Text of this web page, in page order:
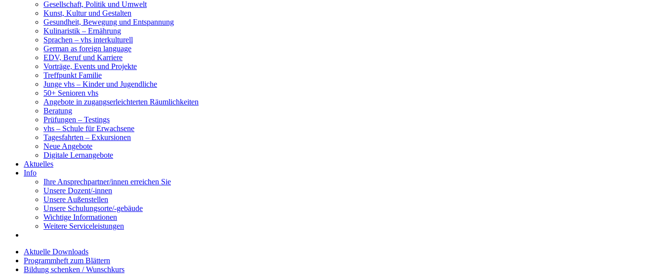
Gesellschaft, Politik und Umwelt
Kunst, Kultur und Gestalten
Gesundheit, Bewegung und Entspannung
Kulinaristik – Ernährung
Sprachen – vhs interkulturell
German as foreign language
EDV, Beruf und Karriere
Vorträge, Events und Projekte
Treffpunkt Familie
Junge vhs – Kinder und Jugendliche
50+ Senioren vhs
Angebote in zugangserleichterten Räumlichkeiten
Beratung
Prüfungen – Testings
vhs – Schule für Erwachsene
Tagesfahrten – Exkursionen
Neue Angebote
Digitale Lernangebote
Aktuelles
Info
Ihre Ansprechpartner/innen erreichen Sie
Unsere Dozent/-innen
Unsere Außenstellen
Unsere Schulungsorte/-gebäude
Wichtige Informationen
Weitere Serviceleistungen
Aktuelle Downloads
Programmheft zum Blättern
Bildung schenken / Wunschkurs